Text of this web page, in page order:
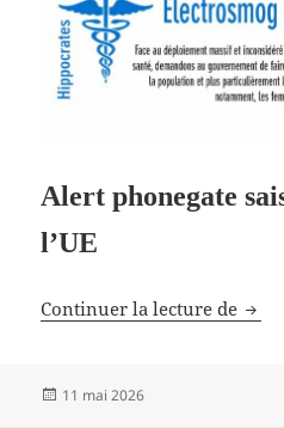
Alert phonegate
l’UE
Continuer la lecture de
Publié
11 mai 2026